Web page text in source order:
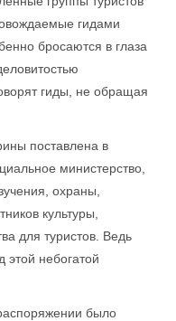
гидами
бросаются в глаза
гиды, не обращая
поставлена в
министерство,
охраны,
культуры,
для туристов. Ведь
этой небогатой
было